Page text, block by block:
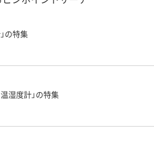
の特集
湿度計」の特集